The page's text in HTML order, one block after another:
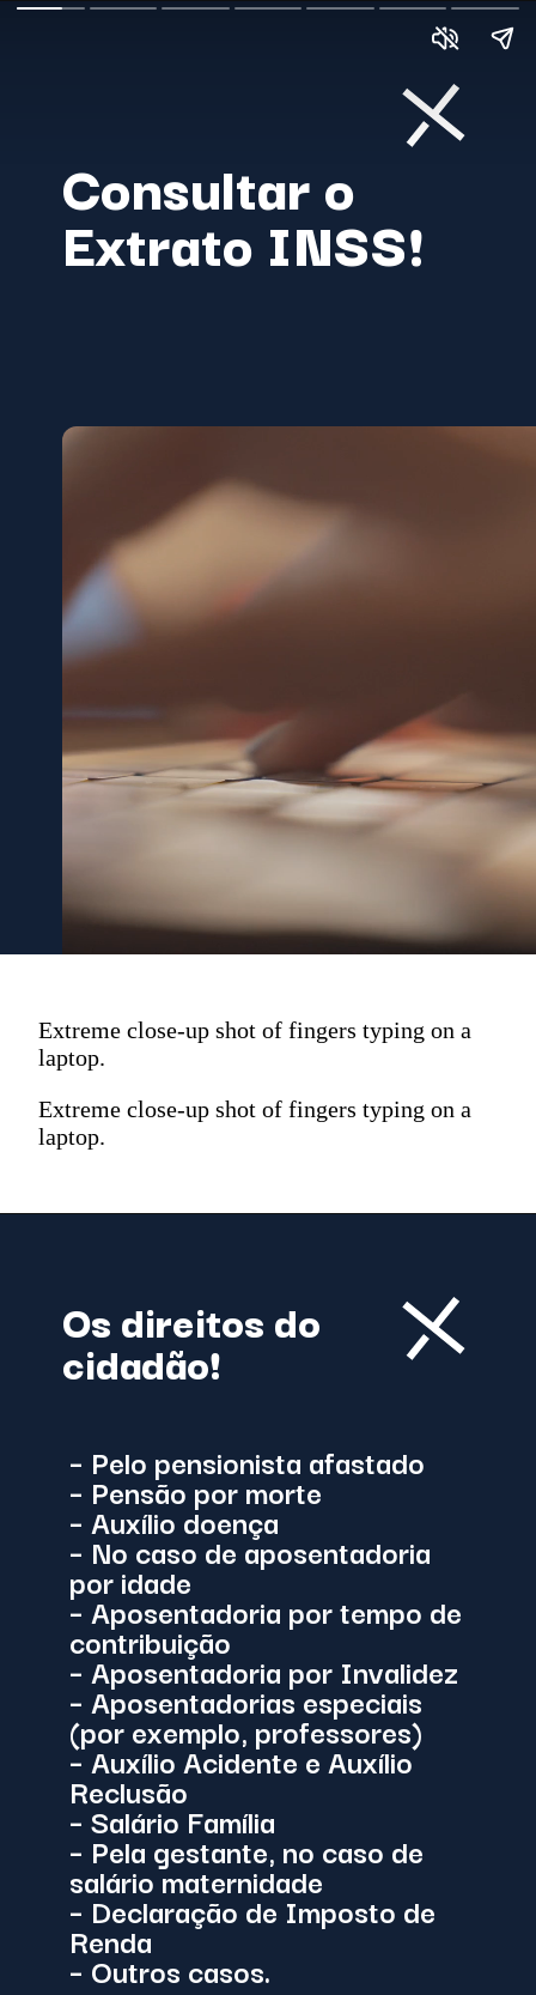
Consultar o
Extrato INSS!
Extreme close-up shot of fingers typing on a
laptop.
Extreme close-up shot of fingers typing on a
laptop.
Os direitos do
cidadão!
– Pelo pensionista afastado
– Pensão por morte
– Auxílio doença
– No caso de aposentadoria
por idade
– Aposentadoria por tempo de
contribuição
– Aposentadoria por Invalidez
– Aposentadorias especiais
(por exemplo, professores)
–Auxílio Acidente eAuxílio
Reclusão
– Salário Família
– Pela gestante, no caso de
salário maternidade
– Declaração de Imposto de
Renda
– Outros casos.